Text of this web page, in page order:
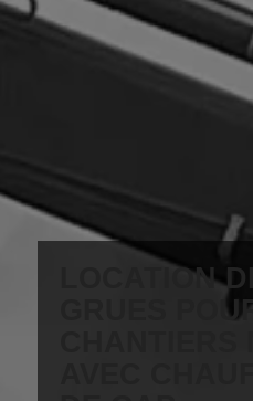
LOCATION
GRUES
CHANTIERS
AVEC